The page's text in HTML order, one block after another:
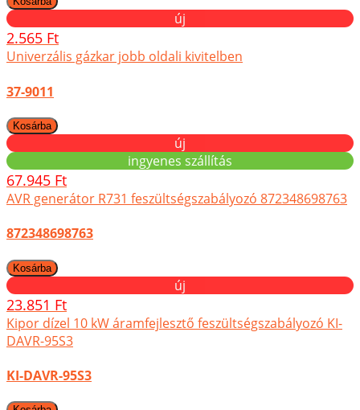
új
2.565 Ft
Univerzális gázkar jobb oldali kivitelben
37-9011
új
ingyenes szállítás
67.945 Ft
AVR generátor R731 feszültségszabályozó 872348698763
872348698763
új
23.851 Ft
Kipor dízel 10 kW áramfejlesztő feszültségszabályozó KI-
DAVR-95S3
KI-DAVR-95S3